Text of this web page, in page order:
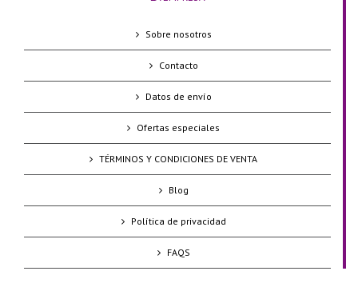
Sobre nosotros
Contacto
Datos de envío
Ofertas especiales
TÉRMINOS Y CONDICIONES DE VENTA
Blog
Política de privacidad
FAQS